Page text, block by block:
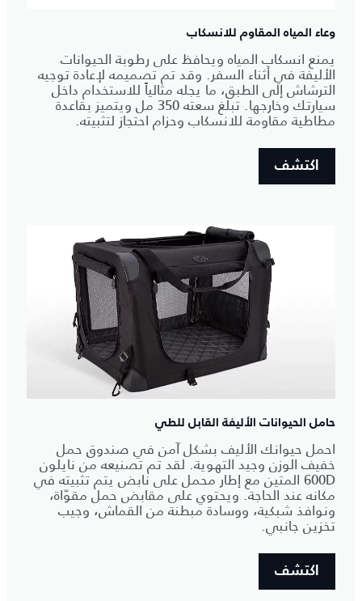
وعاء المياه المقاوم للانسكاب
يمنع انسكاب المياه ويحافظ على رطوبة الحيوانات
الأليفة في أثناء السفر. وقد تم تصميمه لإعادة توجيه
الترشاش إلى الطبق، ما يجله مثالياً للاستخدام داخل
سيارتك وخارجها. تبلغ سعته 350 مل ويتميز بقاعدة
مطاطية مقاومة للانسكاب وحزام احتجاز لتثبيته.
اكتشف
حامل الحيوانات الأليفة القابل للطي
احمل حيوانك الأليف بشكل آمن في صندوق حمل
خفيف الوزن وجيد التهوية. لقد تم تصنيعه من نايلون
600D المتين مع إطار محمل على نابض يتم تثبيته في
مكانه عند الحاجة. ويحتوي على مقابض حمل مقوّاة،
ونوافذ شبكية، ووسادة مبطنة من القماش، وجيب
تخزين جانبي.
اكتشف